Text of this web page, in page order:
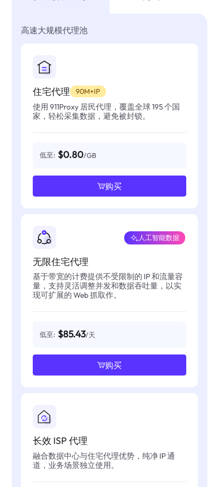
高速大规模代理池
住宅代理 90M+IP
使用 911Proxy 居民代理，覆盖全球 195 个国
家，轻松采集数据，避免被封锁。
低至: $0.80/GB
购买
无限住宅代理
人工智能数据
基于带宽的计费提供不受限制的 IP 和流量容
量，支持灵活调整并发和数据吞吐量，以实
现可扩展的 Web 抓取作。
低至: $85.43/天
购买
长效 ISP 代理
融合数据中心与住宅代理优势，纯净 IP 通
道，业务场景独立使用。